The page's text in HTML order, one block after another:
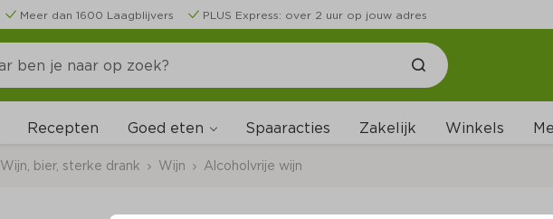
Meer dan 1600 Laagblijvers PLUS Express: over 2 uur op jouw adres
Recepten Goed eten Spaaracties Zakelijk Winkels
Wijn, bier, sterke drank Wijn Alcoholvrije wijn